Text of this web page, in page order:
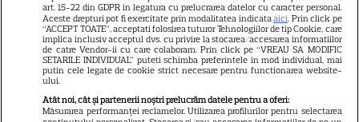
3
Boseman
VEDETE STRĂINE
Ryan Gosling este noul Ghost
Rider din Universul Marvel.
art. 15-22 din GDPR in legatura cu prelucrarea datelor cu caracter personal.
Aceste drepturi pot fi exercitate prin modalitatea indicataaici. Prin click pe
“ACCEPT TOATE”, acceptati folosirea tuturor Tehnologiilor de tip Cookie, care
implica inclusiv acceptul dvs. cu privire la stocarea/accesarea informatiilor
de catre Vendor-ii cu care colaboram. Prin click pe “VREAU SA MODIFIC
SETARILE INDIVIDUAL” puteti schimba preferintele in mod individual, mai
putin cele legate de cookie strict necesare pentru functionarea website-
ului.
Atât noi, cât și partenerii noștri prelucrăm datele pentru a oferi:
Măsurarea performanței reclamelor. Utilizarea profilurilor pentru selectarea